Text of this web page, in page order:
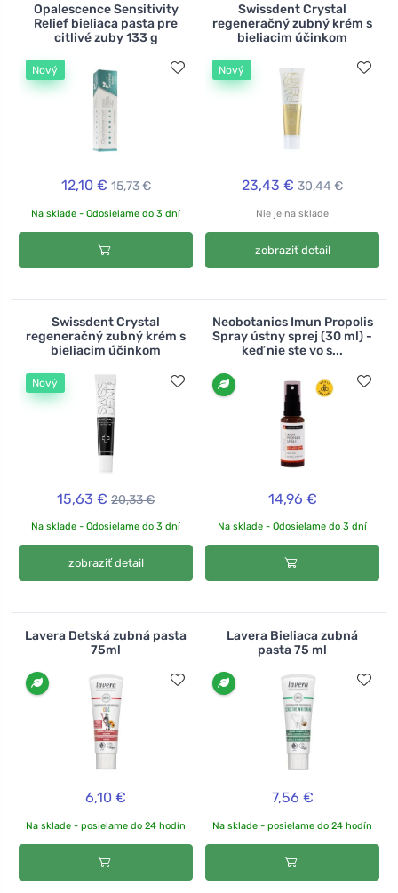
Opalescence Sensitivity
Relief bieliaca pasta pre
citlivé zuby 133 g
Nový
12,10 € 15,73 €
Na sklade - Odosielame do 3 dní
Swissdent Crystal
regeneračný zubný krém s
bieliacim účinkom
Nový
23,43 € 30,44 €
Nie je na sklade
zobraziť detail
Swissdent Crystal
regeneračný zubný krém s
bieliacim účinkom
Nový
15,63 € 20,33 €
Na sklade - Odosielame do 3 dní
zobraziť detail
Neobotanics Imun Propolis
Spray ústny sprej (30 ml) -
keď nie ste vo s...
14,96 €
Na sklade - Odosielame do 3 dní
Lavera Detská zubná pasta
75ml
6,10 €
Na sklade - posielame do 24 hodín
Lavera Bieliaca zubná
pasta 75 ml
7,56 €
Na sklade - posielame do 24 hodín